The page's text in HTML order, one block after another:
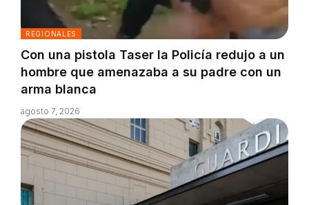
REGIONALES
Con una pistola Taser la Policía redujo a un
hombre que amenazaba a su padre con un
arma blanca
agosto 7, 2026